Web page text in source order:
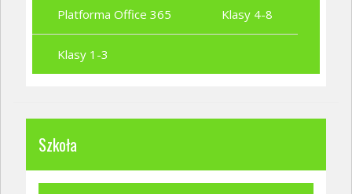
Platforma Office 365 Klasy 4-8
Klasy 1-3
Szkoła